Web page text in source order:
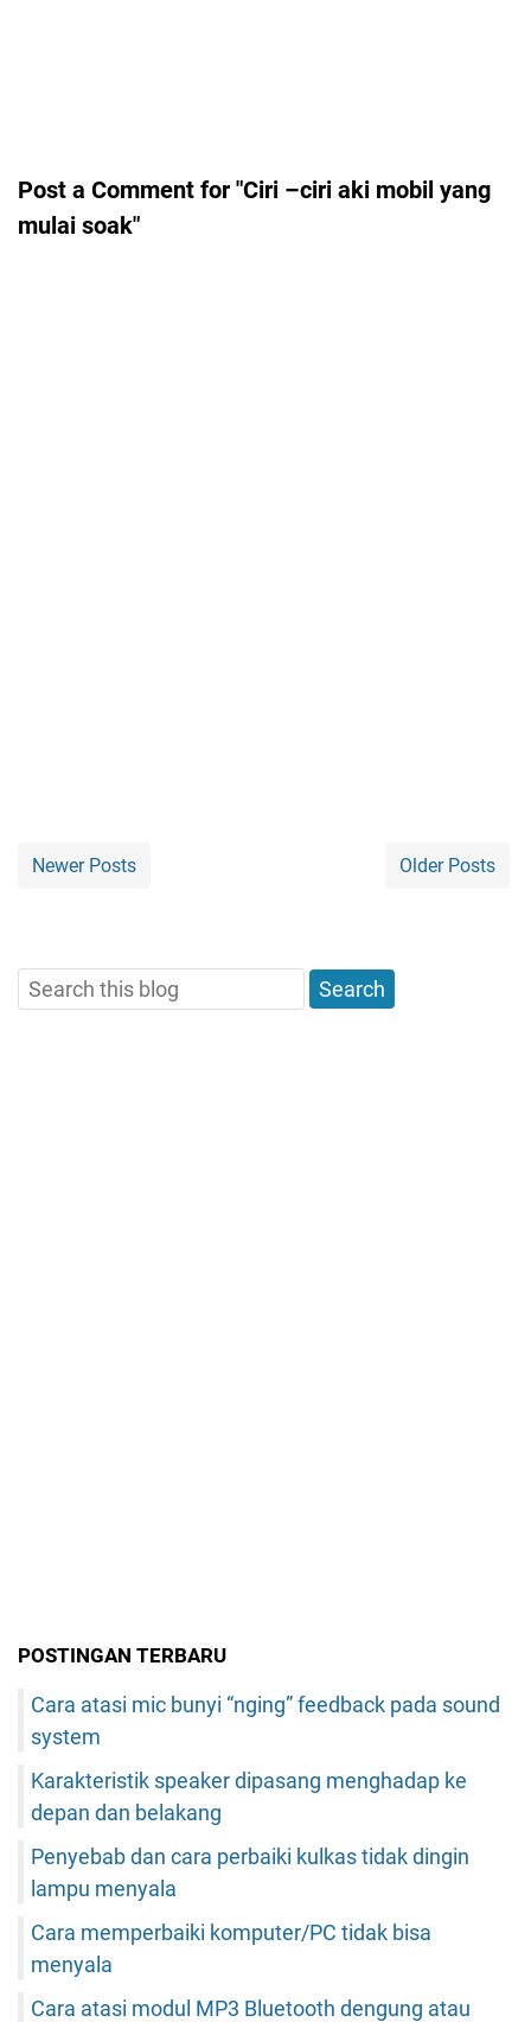
Post a Comment for "Ciri –ciri aki mobil yang
mulai soak"
Newer Posts Older Posts
POSTINGAN TERBARU
Cara atasi mic bunyi “nging” feedback pada sound
system
Karakteristik speaker dipasang menghadap ke
depan dan belakang
Penyebab dan cara perbaiki kulkas tidak dingin
lampu menyala
Cara memperbaiki komputer/PC tidak bisa
menyala
Cara atasi modul MP3 Bluetooth dengung atau